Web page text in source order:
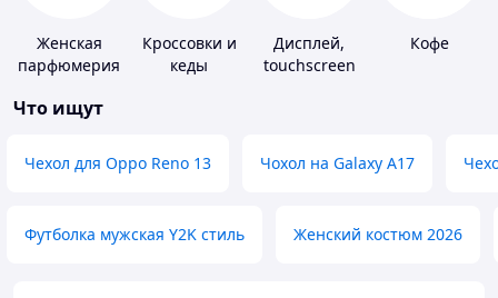
Женская
парфюмерия
Кроссовки и
кеды
Дисплей,
touchscreen
Кофе
Что ищут
Чехол для Oppo Reno 13 Чохол на Galaxy A17
Футболка мужская Y2K стиль Женский костюм 2026